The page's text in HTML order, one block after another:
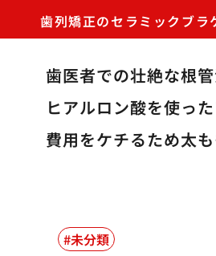
歯列矯正のセラミックブラ
歯医者での壮絶な根
ヒアルロン酸を使っ
費用をケチるため太
未分類